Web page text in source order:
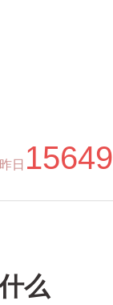
昨日 15649
么